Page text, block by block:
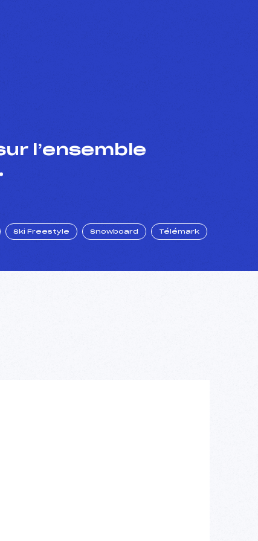
l’ensemble
Ski Freestyle Snowboard Télémark